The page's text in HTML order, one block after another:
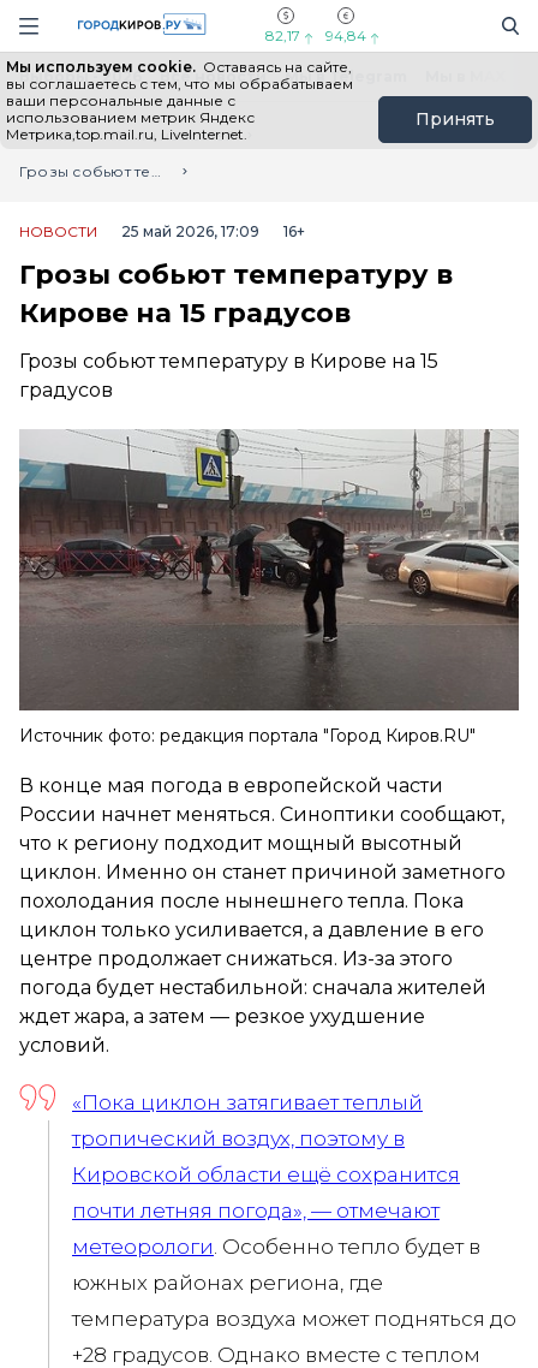
Навигация сайта
82,17 94,84
Мы используем cookie. Оставаясь на сайте,
вы соглашаетесь с тем, что мы обрабатываем
ваши персональные данные с
использованием метрик Яндекс
Метрика,top.mail.ru, LiveInternet.
Принять
Выборы - 2026 Все новости Мы в Telegram
Главная
Лента новостей
Грозы собьют температуру в Кирове на 15 градусов
НОВОСТИ 25 май 2026, 17:09 16+
Грозы собьют температуру в
Кирове на 15 градусов
Грозы собьют температуру в Кирове на 15
градусов
Источник фото: редакция портала "Город Киров.RU"
В конце мая погода в европейской части
России начнет меняться. Синоптики сообщают,
что к региону подходит мощный высотный
циклон. Именно он станет причиной заметного
похолодания после нынешнего тепла. Пока
циклон только усиливается, а давление в его
центре продолжает снижаться. Из-за этого
погода будет нестабильной: сначала жителей
ждет жара, а затем — резкое ухудшение
условий.
«Пока циклон затягивает теплый
тропический воздух, поэтому в
Кировской области ещё сохранится
почти летняя погода», — отмечают
метеорологи . Особенно тепло будет в
южных районах региона, где
температура воздуха может подняться до
+28 градусов. Однако вместе с теплом